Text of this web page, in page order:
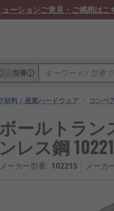
ーションご意見・ご感想はこ
型番
材料 / 産業ハードウェア / コンベ
ボールトラ
レス鋼
メーカー型番: 102215 メーカ